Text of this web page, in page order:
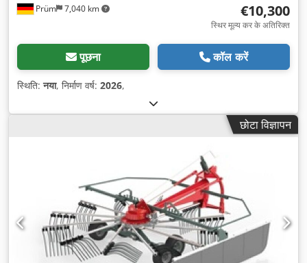
Prüm 7,040 km €10,300
स्थिर मूल्य कर के अतिरिक्त
पूछना कॉल करें
स्थिति:नया, निर्माण वर्ष: 2026,
छोटा विज्ञापन